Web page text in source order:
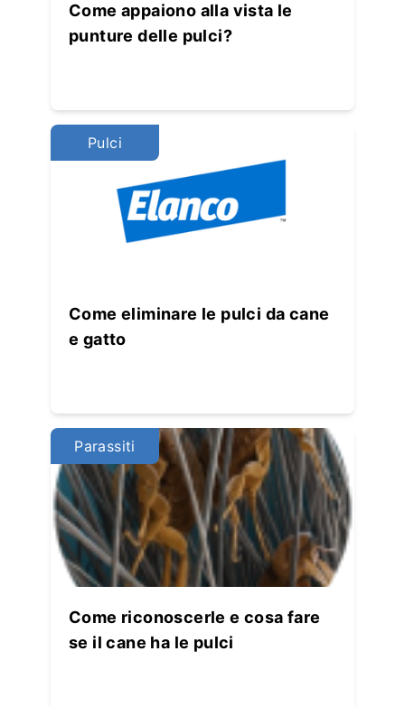
Come appaiono alla vista le
punture delle pulci?
Pulci
Come eliminare le pulci da cane
e gatto
Parassiti
Come riconoscerle e cosa fare
se il cane ha le pulci